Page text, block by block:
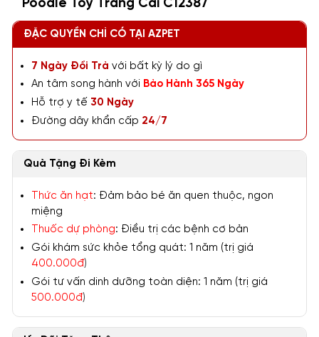
Poodle Toy Trắng Cái C12387
ĐẶC QUYỀN CHỈ CÓ TẠI AZPET
7 Ngày Đổi Trả với bất kỳ lý do gì
An tâm song hành với Bảo Hành 365 Ngày
Hỗ trợ y tế 30 Ngày
Đường dây khẩn cấp 24/7
Quà Tặng Đi Kèm
Thức ăn hạt: Đảm bảo bé ăn quen thuộc, ngon
miệng
Thuốc dự phòng: Điều trị các bệnh cơ bản
Gói khám sức khỏe tổng quát: 1 năm (trị giá
400.000đ)
Gói tư vấn dinh dưỡng toàn diện: 1 năm (trị giá
500.000đ)